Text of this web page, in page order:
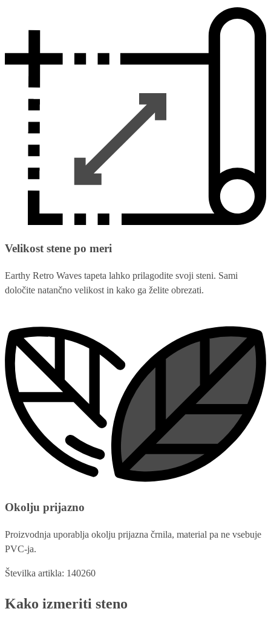
Velikost stene po meri
Earthy Retro Waves tapeta lahko prilagodite svoji steni. Sami
določite natančno velikost in kako ga želite obrezati.
Okolju prijazno
Proizvodnja uporablja okolju prijazna črnila, material pa ne vsebuje
PVC-ja.
Številka artikla: 140260
Kako izmeriti steno